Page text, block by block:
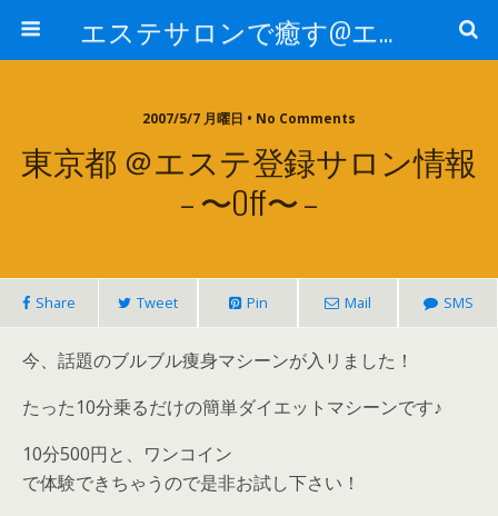
エステサロンで癒す@エステ～全国エステ情報
2007/5/7 月曜日 • No Comments
東京都 ＠エステ登録サロン情報
– 〜Off〜 –
Share Tweet Pin Mail SMS
今、話題のブルブル痩身マシーンが入リました！
たった10分乗るだけの簡単ダイエットマシーンです♪
10分500円と、ワンコイン
で体験できちゃうので是非お試し下さい！